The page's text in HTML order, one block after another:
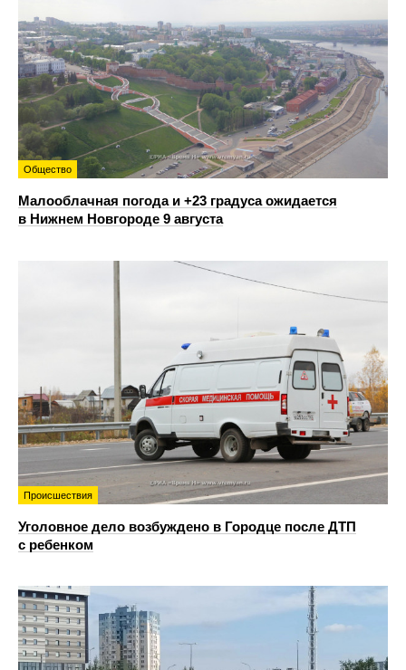
Общество
Малооблачная погода и +23 градуса ожидается
в Нижнем Новгороде 9 августа
Происшествия
Уголовное дело возбуждено в Городце после ДТП
с ребенком